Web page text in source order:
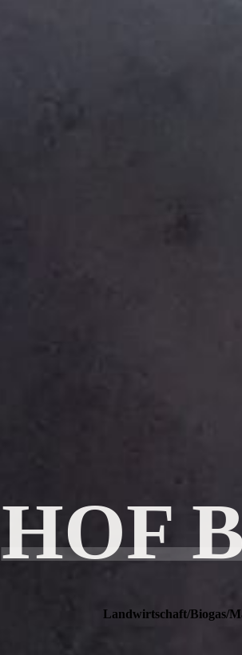
HOF
Landwirtschaft/Biogas/